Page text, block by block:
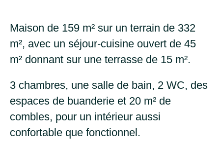
Maison de 159 m² sur un terrain de 332
m², avec un séjour-cuisine ouvert de 45
m² donnant sur une terrasse de 15 m².
3 chambres, une salle de bain, 2 WC, des
espaces de buanderie et 20 m² de
combles, pour un intérieur aussi
confortable que fonctionnel.